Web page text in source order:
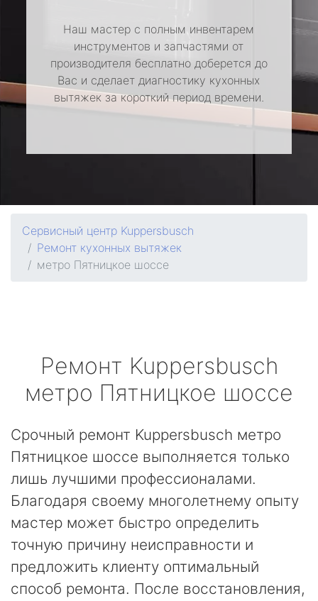
Наш мастер с полным инвентарем
инструментов и запчастями от
производителя бесплатно доберется до
Вас и сделает диагностику кухонных
вытяжек за короткий период времени.
Сервисный центр Kuppersbusch
Ремонт кухонных вытяжек
метро Пятницкое шоссе
Ремонт Kuppersbusch
метро Пятницкое шоссе
Срочный ремонт Kuppersbusch метро
Пятницкое шоссе выполняется только
лишь лучшими профессионалами.
Благодаря своему многолетнему опыту
мастер может быстро определить
точную причину неисправности и
предложить клиенту оптимальный
способ ремонта. После восстановления,